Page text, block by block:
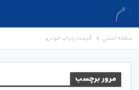
صفحه اصلی قیمت ردیاب خودرو
مرور برچسب